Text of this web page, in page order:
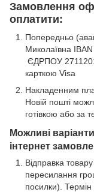
Замовлення
оплатити:
Попередньо
Миколаївна
ЄДРПОУ
карткою Visa
Накладенним
Новій пошті
готівкою або за
Можливі
інтернет
Відправка
пересилання
посилки). Термін